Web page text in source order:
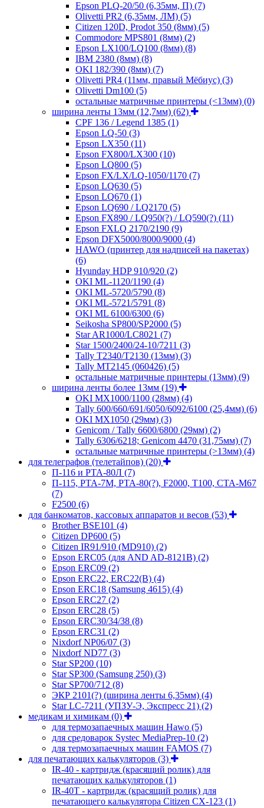
Epson PLQ-20/50 (6,35мм, П) (7)
Olivetti PR2 (6,35мм, ЛМ) (5)
Citizen 120D, Prodot 350 (8мм) (5)
Commodore MPS801 (8мм) (2)
Epson LX100/LQ100 (8мм) (8)
IBM 2380 (8мм) (8)
OKI 182/390 (8мм) (7)
Olivetti PR4 (11мм, правый Мёбиус) (3)
Olivetti Dm100 (5)
остальные матричные принтеры (<13мм) (0)
ширина ленты 13мм (12,7мм) (62)
CPF 136 / Legend 1385 (1)
Epson LQ-50 (3)
Epson LX350 (11)
Epson FX800/LX300 (10)
Epson LQ800 (5)
Epson FX/LX/LQ-1050/1170 (7)
Epson LQ630 (5)
Epson LQ670 (1)
Epson LQ690 / LQ2170 (5)
Epson FX890 / LQ950(?) / LQ590(?) (11)
Epson FXLQ 2170/2190 (9)
Epson DFX5000/8000/9000 (4)
HAWO (принтер для надписей на пакетах)
(6)
Hyunday HDP 910/920 (2)
OKI ML-1120/1190 (4)
OKI ML-5720/5790 (8)
OKI ML-5721/5791 (8)
OKI ML 6100/6300 (6)
Seikosha SP800/SP2000 (5)
Star AR1000/LC8021 (7)
Star 1500/2400/24-10/7211 (3)
Tally T2340/T2130 (13мм) (3)
Tally MT2145 (060426) (5)
остальные матричные принтеры (13мм) (9)
ширина ленты более 13мм (19)
OKI MX1000/1100 (28мм) (4)
Tally 600/660/691/6050/6092/6100 (25,4мм) (6)
OKI MX1050 (29мм) (3)
Genicom / Tally 6600/6800 (29мм) (2)
Tally 6306/6218; Genicom 4470 (31,75мм) (7)
остальные матричные принтеры (>13мм) (4)
для телеграфов (телетайпов) (20)
П-116 и РТА-80Л (7)
П-115, РТА-7М, РТА-80(?), F2000, T100, СТА-М67
(7)
F2500 (6)
для банкоматов, кассовых аппаратов и весов (53)
Brother BSE101 (4)
Citizen DP600 (5)
Citizen IR91/910 (MD910) (2)
Epson ERC05 (для AND AD-8121B) (2)
Epson ERC09 (2)
Epson ERC22, ERC22(B) (4)
Epson ERC18 (Samsung 4615) (4)
Epson ERC27 (2)
Epson ERC28 (5)
Epson ERC30/34/38 (8)
Epson ERC31 (2)
Nixdorf NP06/07 (3)
Nixdorf ND77 (3)
Star SP200 (10)
Star SP300 (Samsung 250) (3)
Star SP700/712 (8)
ЭКР 2101(?) (ширина ленты 6,35мм) (4)
Star LC-7211 (УПЗУ-Э, Экспресс 21) (2)
медикам и химикам (0)
для термозапаечных машин Hawo (5)
для средоварок Systec MediaPrep-10 (2)
для термозапаечных машин FAMOS (7)
для печатающих калькуляторов (3)
IR-40 - картридж (красящий ролик) для
печатающих калькуляторов (1)
IR-40T - картридж (красящий ролик) для
печатающего калькулятора Citizen CX-123 (1)